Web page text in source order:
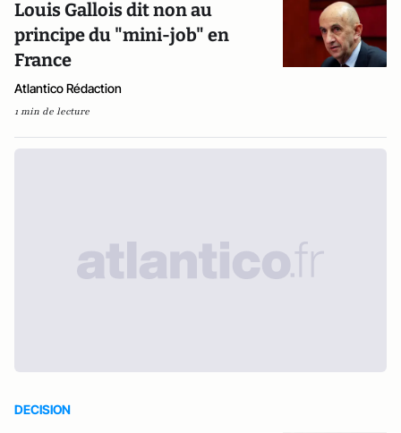
Louis Gallois dit non au
principe du "mini-job" en
France
Atlantico Rédaction
1 min de lecture
DECISION